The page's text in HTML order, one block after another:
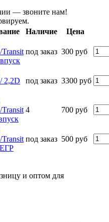
— звоните нам!
Наличие Цена
Transit под заказ 300 руб
2,2D
под заказ 3300 руб
Transit 4 700 руб
Transit под заказ 500 руб
и оптом для